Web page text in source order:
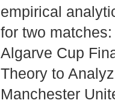
empirical
for two
Algarve Cup
Theory to
Manchester